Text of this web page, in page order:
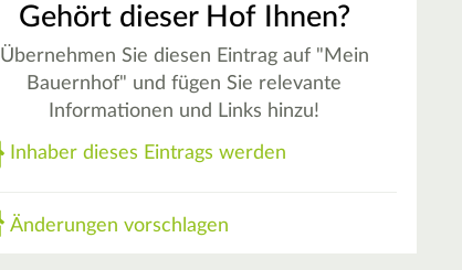
Gehört dieser Hof Ihnen?
Übernehmen Sie diesen Eintrag auf "Mein
Bauernhof" und fügen Sie relevante
Informationen und Links hinzu!
Inhaber dieses Eintrags werden
Änderungen vorschlagen